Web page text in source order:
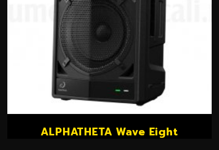
ALPHATHETA Wave Eight